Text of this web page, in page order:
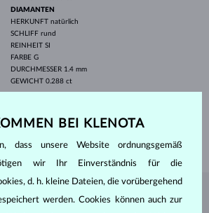
DIAMANTEN
HERKUNFT natürlich
SCHLIFF rund
REINHEIT SI
FARBE G
DURCHMESSER 1.4 mm
GEWICHT 0.288 ct
22 mm
DEMKLENOTA ATELIER
BEI KLENOTA
dass unsere Website ordnungsgemäß
wir Ihr Einverständnis für die
d. h. kleine Dateien, die vorübergehend
werden. Cookies können auch zur